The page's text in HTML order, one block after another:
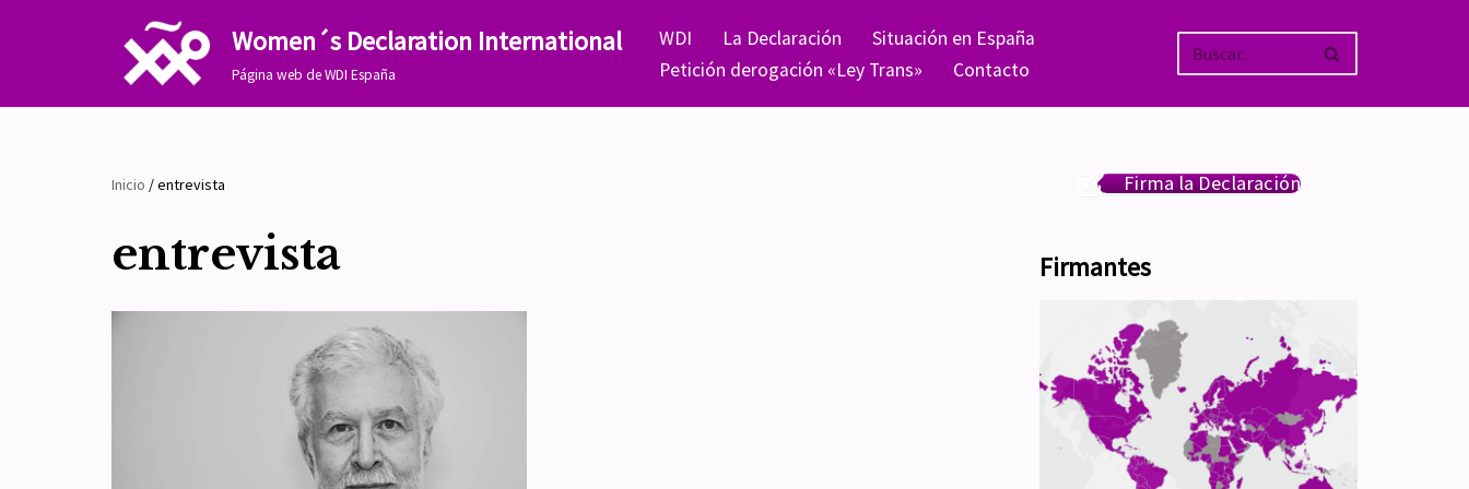
Women´s Declaration International
Página web de WDI España
WDI La Declaración
Situación en España
Petición derogación «Ley Trans»
Contacto
Inicio /entrevista
entrevista
Firma la Declaración
Firmantes